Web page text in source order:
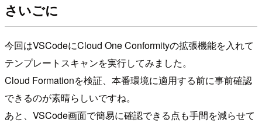
さいごに
今回はVSCodeにCloud One Conformityの拡張機能を入れて
テンプレートスキャンを実行してみました。
Cloud Formationを検証、本番環境に適用する前に事前確認
できるのが素晴らしいですね。
あと、VSCode画面で簡易に確認できる点も手間を減らせて